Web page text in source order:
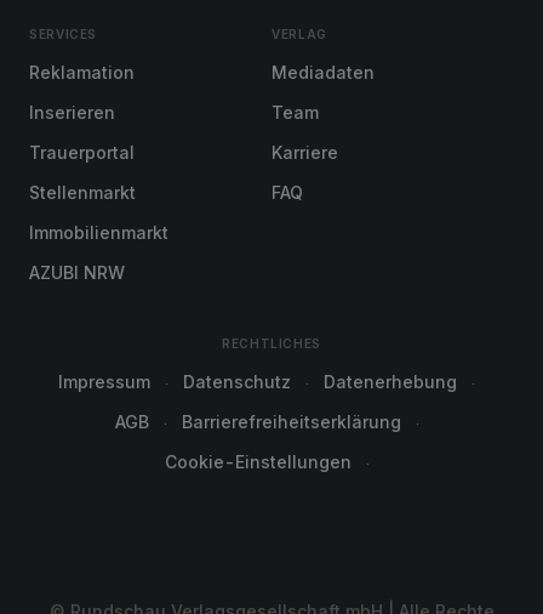
SERVICES
Reklamation
Inserieren
Trauerportal
Stellenmarkt
Immobilienmarkt
AZUBI NRW
VERLAG
Mediadaten
Team
Karriere
FAQ
RECHTLICHES
Impressum Datenschutz
Datenerhebung
AGB
Barrierefreiheitserklärung
Cookie-Einstellungen